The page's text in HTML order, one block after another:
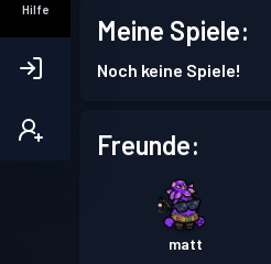
Hilfe
Meine Spiele:
Noch keine Spiele!
Freunde:
matt